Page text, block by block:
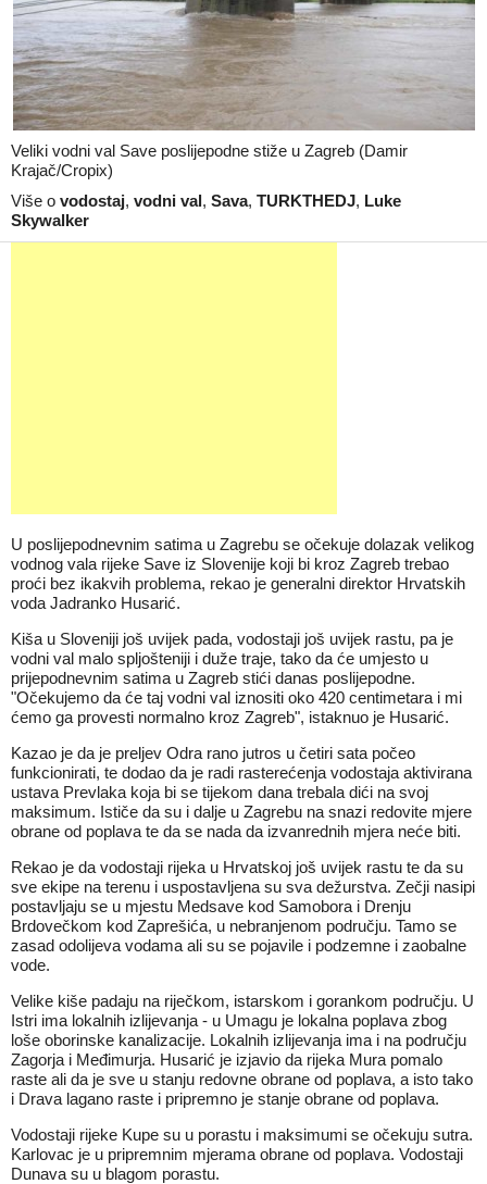
Veliki vodni val Save poslijepodne stiže u Zagreb (Damir
Krajač/Cropix)
Više o vodostaj, vodni val, Sava, TURKTHEDJ, Luke
Skywalker
U poslijepodnevnim satima u Zagrebu se očekuje dolazak velikog
vodnog vala rijeke Save iz Slovenije koji bi kroz Zagreb trebao
proći bez ikakvih problema, rekao je generalni direktor Hrvatskih
voda Jadranko Husarić.
Kiša u Sloveniji još uvijek pada, vodostaji još uvijek rastu, pa je
vodni val malo spljošteniji i duže traje, tako da će umjesto u
prijepodnevnim satima u Zagreb stići danas poslijepodne.
"Očekujemo da će taj vodni val iznositi oko 420 centimetara i mi
ćemo ga provesti normalno kroz Zagreb", istaknuo je Husarić.
Kazao je da je preljev Odra rano jutros u četiri sata počeo
funkcionirati, te dodao da je radi rasterećenja vodostaja aktivirana
ustava Prevlaka koja bi se tijekom dana trebala dići na svoj
maksimum. Ističe da su i dalje u Zagrebu na snazi redovite mjere
obrane od poplava te da se nada da izvanrednih mjera neće biti.
Rekao je da vodostaji rijeka u Hrvatskoj još uvijek rastu te da su
sve ekipe na terenu i uspostavljena su sva dežurstva. Zečji nasipi
postavljaju se u mjestu Medsave kod Samobora i Drenju
Brdovečkom kod Zaprešića, u nebranjenom području. Tamo se
zasad odolijeva vodama ali su se pojavile i podzemne i zaobalne
vode.
Velike kiše padaju na riječkom, istarskom i gorankom području. U
Istri ima lokalnih izlijevanja - u Umagu je lokalna poplava zbog
loše oborinske kanalizacije. Lokalnih izlijevanja ima i na području
Zagorja i Međimurja. Husarić je izjavio da rijeka Mura pomalo
raste ali da je sve u stanju redovne obrane od poplava, a isto tako
i Drava lagano raste i pripremno je stanje obrane od poplava.
Vodostaji rijeke Kupe su u porastu i maksimumi se očekuju sutra.
Karlovac je u pripremnim mjerama obrane od poplava. Vodostaji
Dunava su u blagom porastu.